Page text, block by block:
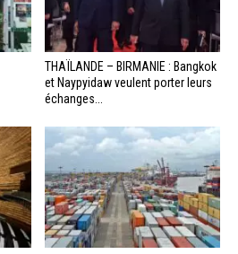
THAÏLANDE – BIRMANIE : Bangkok
et Naypyidaw veulent porter leurs
échanges...